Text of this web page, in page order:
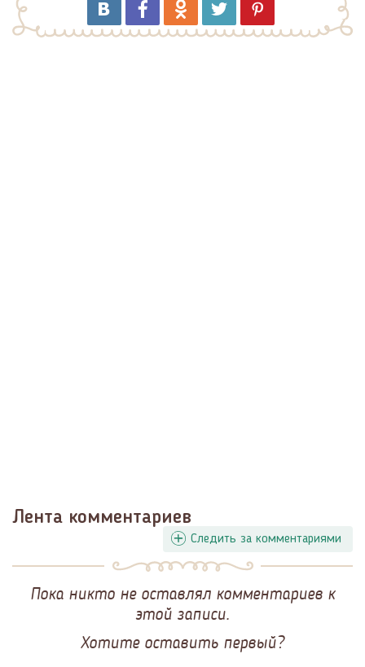
Лента комментариев
Следить за комментариями
Пока никто не оставлял комментариев к
этой записи.
Хотите оставить первый?